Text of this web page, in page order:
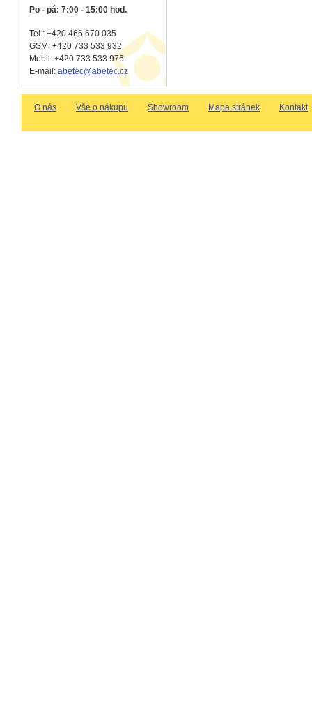
Po - pá: 7:00 - 15:00 hod.
Tel.: +420 466 670 035
GSM: +420 733 533 932
Mobil: +420 733 533 976
E-mail: abetec@abetec.cz
O nás Vše o nákupu Showroom Mapa stránek Kontakt